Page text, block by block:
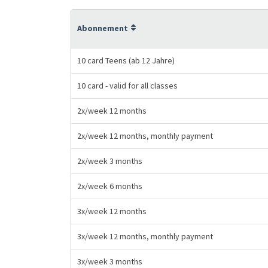
Abonnement
10 card Teens (ab 12 Jahre)
10 card - valid for all classes
2x/week 12 months
2x/week 12 months, monthly payment
2x/week 3 months
2x/week 6 months
3x/week 12 months
3x/week 12 months, monthly payment
3x/week 3 months